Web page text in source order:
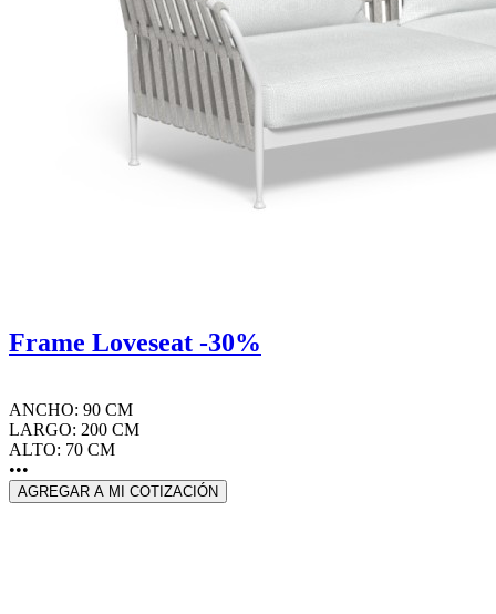
Frame Loveseat -30%
ANCHO: 90 CM
LARGO: 200 CM
ALTO: 70 CM
•••
AGREGAR A MI COTIZACIÓN